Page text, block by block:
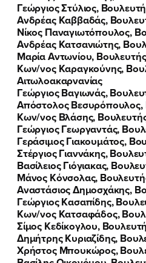
Γεώργιος Στύλιος,
Ανδρέας Καββαδάς,
Νίκος Παναγιωτόπουλος,
Ανδρέας Κατσανιώτης,
Μαρία Αντωνίου,
Κων/νος Καραγκούνης,
Αιτωλοακαρνανίας
Γεώργιος Βαγιωνάς,
Απόστολος Βεσυρόπουλος,
Κων/νος Βλάσης,
Γεώργιος Γεωργαντάς,
Γεράσιμος Γιακουμάτος,
Στέργιος Γιαννάκης,
Βασίλειος Γιόγιακας,
Μάνος Κόνσολας,
Αναστάσιος Δημοσχάκης,
Γεώργιος Κασαπίδης,
Κων/νος Κατσαφάδος,
Σίμος Κεδίκογλου,
Δημήτρης Κυριαζίδης,
Χρήστος Μπουκώρος,